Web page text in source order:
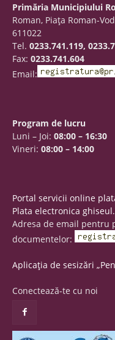
Primăria Municipiului
Roman, Piaţa Roman-
611022
Tel. 0233.741.119,
Fax: 0233.741.604
Email:
Program de lucru
Luni – Joi: 08:00 – 16:30
Vineri: 08:00 – 14:00
Portal servicii online
Plata electronica
Adresa de email pentru
documentelor:
Aplicația de sesizări
Conectează-te cu noi